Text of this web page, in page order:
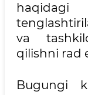
haqidagi
va
qilishni rad
Bugungi